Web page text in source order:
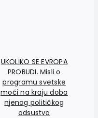
UKOLIKO SE EVROPA
PROBUDI. Misli o
programu svetske
moći na kraju doba
njenog političkog
odsustva